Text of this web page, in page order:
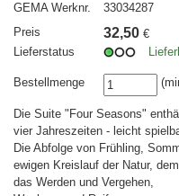
GEMA Werknr.
33034287
Preis
32,50 €
Lieferstatus
Bestellmenge
Die Suite "Four Seasons"
vier Jahreszeiten - leicht
Die Abfolge von Frühling,
ewigen Kreislauf der Natur,
das Werden und Vergehen,